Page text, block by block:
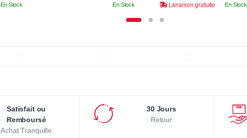
En Stock En Stock Livraison gratuite En Stock
Satisfait ou
Remboursé
Achat Tranquille
30 Jours
Retour